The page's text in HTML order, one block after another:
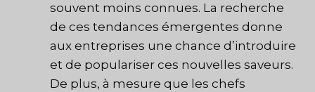
souvent moins connues. La recherche
de ces tendances émergentes donne
aux entreprises une chance d’introduire
et de populariser ces nouvelles saveurs.
De plus, à mesure que les chefs